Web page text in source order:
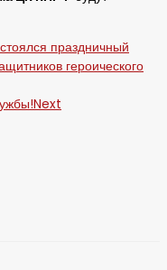
праздничный
героического
Next